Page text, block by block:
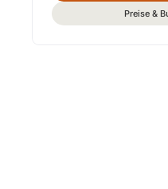
Preise &